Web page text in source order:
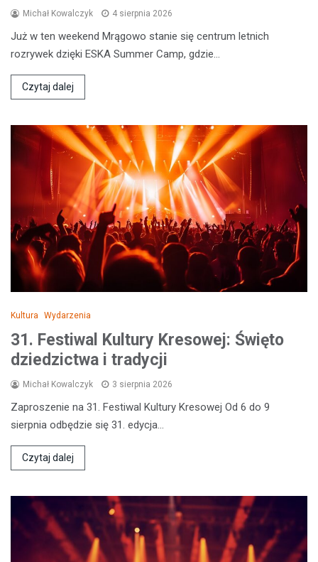
Michał Kowalczyk 4 sierpnia 2026
Już w ten weekend Mrągowo stanie się centrum letnich
rozrywek dzięki ESKA Summer Camp, gdzie…
Czytaj dalej
Kultura Wydarzenia
31. Festiwal Kultury Kresowej: Święto
dziedzictwa i tradycji
Michał Kowalczyk 3 sierpnia 2026
Zaproszenie na 31. Festiwal Kultury Kresowej Od 6 do 9
sierpnia odbędzie się 31. edycja…
Czytaj dalej